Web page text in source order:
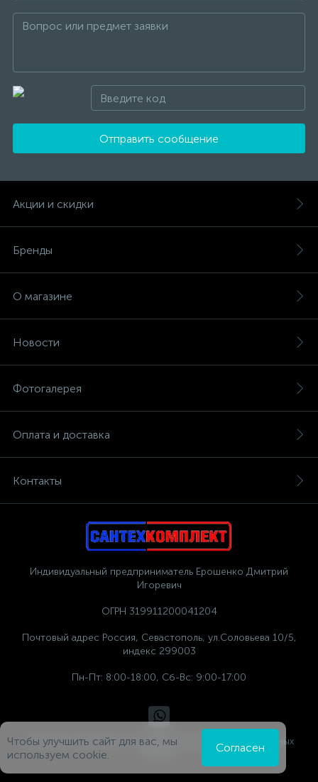
Отправить сообщение
Акции и скидки
Бренды
О магазине
Новости
Фотогалерея
Оплата и доставка
Контакты
Индивидуальный предприниматель Ерошенко Дмитрий
Игоревич
ОГРН 319911200041204
Почтовый адрес Россия, Севастополь, ул.Соловьева 10/5,
индекс 299003
Пн-Пт: 8:00-18:00, Сб-Вс: 9:00-17:00
Политика компании в отношении обработки персональных
Чтобы улучшить сайт для вас, мы
используем cookie.
Согласен